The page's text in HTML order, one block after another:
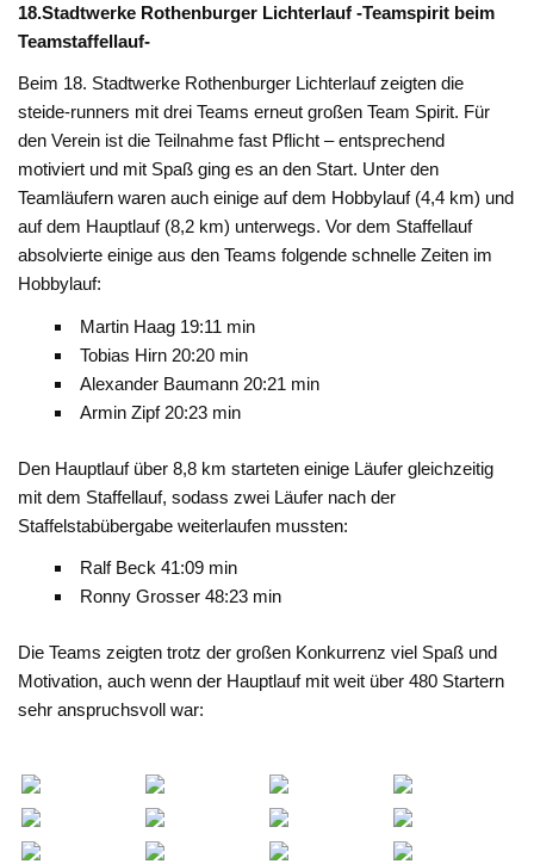
18.Stadtwerke Rothenburger Lichterlauf -Teamspirit beim
Teamstaffellauf-
Beim 18. Stadtwerke Rothenburger Lichterlauf zeigten die
steide-runners mit drei Teams erneut großen Team Spirit. Für
den Verein ist die Teilnahme fast Pflicht – entsprechend
motiviert und mit Spaß ging es an den Start. Unter den
Teamläufern waren auch einige auf dem Hobbylauf (4,4 km) und
auf dem Hauptlauf (8,2 km) unterwegs. Vor dem Staffellauf
absolvierte einige aus den Teams folgende schnelle Zeiten im
Hobbylauf:
Martin Haag 19:11 min
Tobias Hirn 20:20 min
Alexander Baumann 20:21 min
Armin Zipf 20:23 min
Den Hauptlauf über 8,8 km starteten einige Läufer gleichzeitig
mit dem Staffellauf, sodass zwei Läufer nach der
Staffelstabübergabe weiterlaufen mussten:
Ralf Beck 41:09 min
Ronny Grosser 48:23 min
Die Teams zeigten trotz der großen Konkurrenz viel Spaß und
Motivation, auch wenn der Hauptlauf mit weit über 480 Startern
sehr anspruchsvoll war: